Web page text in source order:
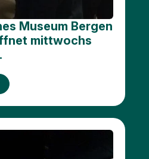
Museum Bergen
mittwochs